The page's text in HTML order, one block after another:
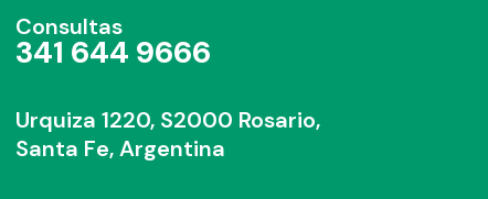
Consultas
341 644 9666
Urquiza 1220, S2000 Rosario,
Santa Fe, Argentina